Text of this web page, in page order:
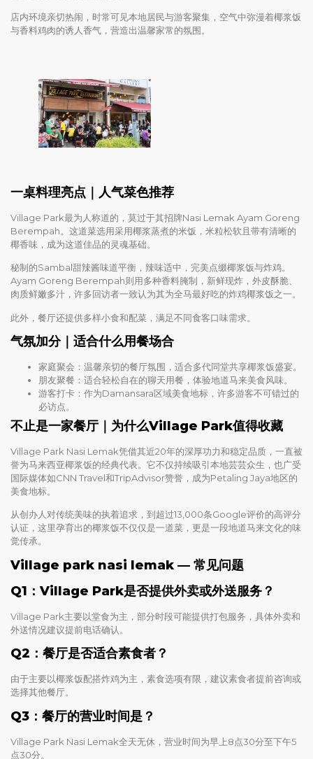
店内环境亲切热闹，时常可见本地居民与游客聚集，空气中弥漫着椰浆饭
与香料鸡肉的诱人香气，营造出温馨家常的氛围。
一桌料理亮点｜人气菜色推荐
Village Park最为人称道的，莫过于其招牌Nasi Lemak Ayam Goreng
Berempah。这道菜选用采用椰浆蒸煮的米饭，米粒松软且带有清晰的
椰香味，成为这道佳品的灵魂基础。
秘制的Sambal甜辣酱味道平衡，辣味适中，完美点缀椰浆饭与炸鸡。
Ayam Goreng Berempah则用多种香料腌制，新鲜现炸，外皮酥脆、
肉质鲜嫩多汁，许多回访者一致认为其为全马最好吃的炸鸡椰浆饭之一。
此外，餐厅还提供多样小食和配菜，满足不同食客口味需求。
气氛加分｜适合什么用餐场合
家庭聚会：温馨亲切的餐厅氛围，适合多代同堂共享椰浆饭盛宴。
朋友聚餐：适合轻松自在的聊天用餐，体验地道马来美食风味。
游客打卡：作为Damansara区域美食地标，许多游客不可错过的
必访点。
不止是一家餐厅｜为什么Village Park值得收藏
Village Park Nasi Lemak凭借其近20年的深厚功力和稳定品质，一直被
誉为马来西亚椰浆饭的经典代表。它不仅持续吸引本地芸芸众生，也广受
国际媒体如CNN Travel和TripAdvisor赞誉，成为Petaling Jaya地区的
美食地标。
从创办人对传统美味的执着追求，到超过13,000条Google评价的高评分
认证，这里孕育出的椰浆饭不仅仅是一道菜，更是一段地道马来文化的味
觉传承。
Village park nasi lemak — 常见问题
Q1：Village Park是否提供外卖或外送服务？
Village Park主要以堂食为主，部分时段可能提供打包服务，具体外卖和
外送情况建议提前电话确认。
Q2：餐厅是否适合素食者？
由于主要以椰浆饭配搭炸鸡为主，素食选项有限，建议素食者提前咨询或
选择其他餐厅。
Q3：餐厅的营业时间是？
Village Park Nasi Lemak全天无休，营业时间为早上8点30分至下午5
点30分。